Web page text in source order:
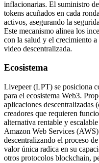
inflacionarias. El suministro
tokens acuñados en cada
activos, asegurando la
Este mecanismo alinea los
con la salud y el crecimiento
video descentralizada.
Ecosistema
Livepeer (LPT) se posiciona
para el ecosistema Web3.
aplicaciones descentralizadas
creadores que requieren
alternativa rentable y
Amazon Web Services
descentralizando el proceso
valor única radica en su
otros protocolos blockchain,